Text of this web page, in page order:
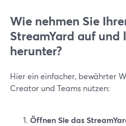
Wie nehmen Sie
StreamYard auf und
herunter?
Hier ein einfacher, bewährter
Creator und Teams nutzen:
Öffnen Sie das